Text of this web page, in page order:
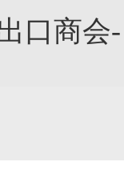
口商会-